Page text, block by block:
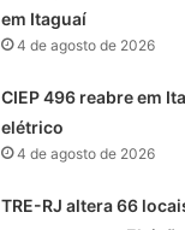
em Itaguaí
4 de agosto de 2026
CIEP 496 reabre em
elétrico
4 de agosto de 2026
TRE-RJ altera 66